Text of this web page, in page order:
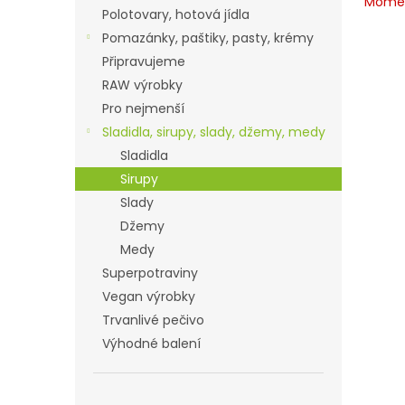
Polotovary, hotová jídla
Pomazánky, paštiky, pasty, krémy
Připravujeme
RAW výrobky
Pro nejmenší
Sladidla, sirupy, slady, džemy, medy
Sladidla
Sirupy
Slady
Džemy
Medy
Superpotraviny
Vegan výrobky
Trvanlivé pečivo
Výhodné balení